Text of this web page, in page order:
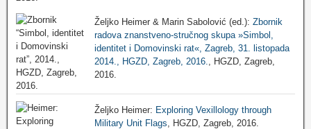
Željko Heimer & Marin Sabolović (ed.): Zbornik
radova znanstveno-stručnog skupa »Simbol,
identitet i Domovinski rat«, Zagreb, 31. listopada
2014., HGZD, Zagreb, 2016.
, HGZD, Zagreb,
2016.
Željko Heimer: Exploring Vexillology through
Military Unit Flags , HGZD, Zagreb, 2016.